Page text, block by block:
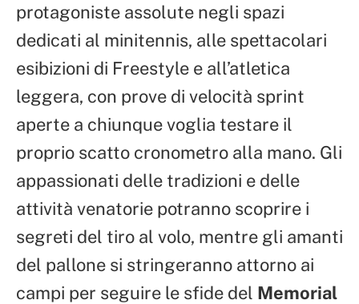
protagoniste assolute negli spazi
dedicati al minitennis, alle spettacolari
esibizioni di Freestyle e all’atletica
leggera, con prove di velocità sprint
aperte a chiunque voglia testare il
proprio scatto cronometro alla mano. Gli
appassionati delle tradizioni e delle
attività venatorie potranno scoprire i
segreti del tiro al volo, mentre gli amanti
del pallone si stringeranno attorno ai
campi per seguire le sfide del Memorial